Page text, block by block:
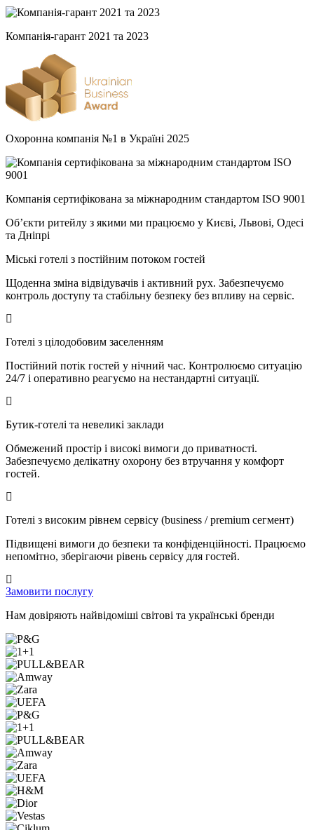
Компанія-гарант 2021 та 2023
Охоронна компанія №1 в Україні 2025
Компанія сертифікована за міжнародним стандартом ISO 9001
Об’єкти ритейлу з якими ми працюємо у Києві, Львові, Одесі
та Дніпрі
Міські готелі з постійним потоком гостей
Щоденна зміна відвідувачів і активний рух. Забезпечуємо
контроль доступу та стабільну безпеку без впливу на сервіс.
Готелі з цілодобовим заселенням
Постійний потік гостей у нічний час. Контролюємо ситуацію
24/7 і оперативно реагуємо на нестандартні ситуації.
Бутик-готелі та невеликі заклади
Обмежений простір і високі вимоги до приватності.
Забезпечуємо делікатну охорону без втручання у комфорт
гостей.
Готелі з високим рівнем сервісу (business / premium сегмент)
Підвищені вимоги до безпеки та конфіденційності. Працюємо
непомітно, зберігаючи рівень сервісу для гостей.
Замовити послугу
Нам довіряють найвідоміші світові та українські бренди